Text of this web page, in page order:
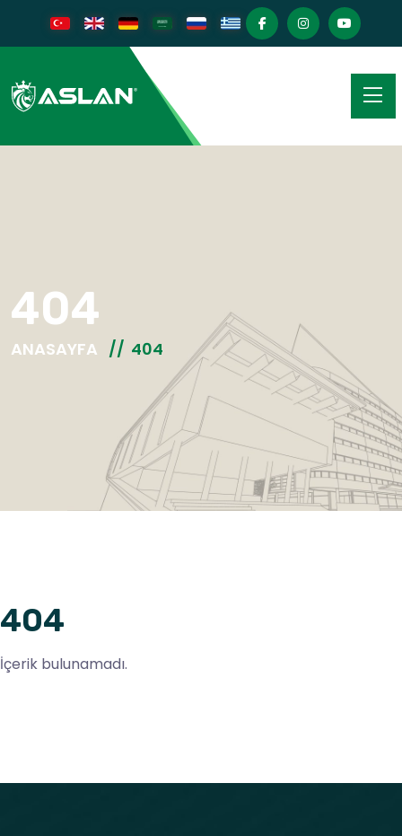
404
ANASAYFA 404
404
İçerik bulunamadı.